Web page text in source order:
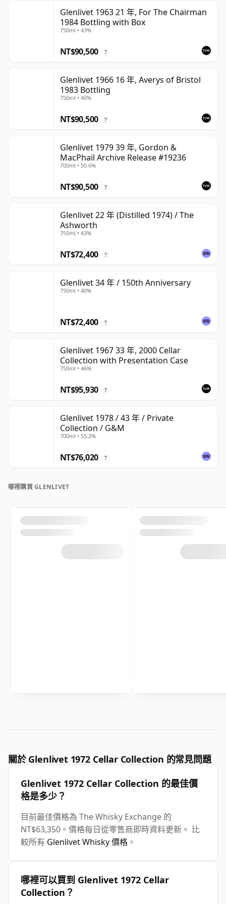
Glenlivet 1963 21 年, For The Chairman
1984 Bottling with Box
750ml • 43%
NT$90,500 ?
Glenlivet 1966 16 年, Averys of Bristol
1983 Bottling
750ml • 40%
NT$90,500 ?
Glenlivet 1979 39 年, Gordon &
MacPhail Archive Release #19236
700ml • 50.6%
NT$90,500 ?
Glenlivet 22 年 (Distilled 1974) / The
Ashworth
750ml • 43%
NT$72,400 ?
Glenlivet 34 年 / 150th Anniversary
750ml • 40%
NT$72,400 ?
Glenlivet 1967 33 年, 2000 Cellar
Collection with Presentation Case
750ml • 46%
NT$95,930 ?
Glenlivet 1978 / 43 年 / Private
Collection / G&M
700ml • 55.2%
NT$76,020 ?
哪裡購買 GLENLIVET
關於 Glenlivet 1972 Cellar Collection 的常見問題
Glenlivet 1972 Cellar Collection 的最佳價
格是多少？
目前最佳價格為 The Whisky Exchange 的
NT$63,350。價格每日從零售商即時資料更新。 比
較所有 Glenlivet Whisky 價格 。
哪裡可以買到 Glenlivet 1972 Cellar
Collection？